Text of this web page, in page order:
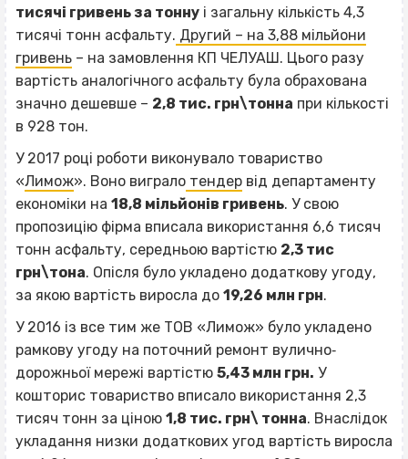
тисячі гривень за тонну і загальну кількість 4,3
тисячі тонн асфальту. Другий – на 3,88 мільйони
гривень – на замовлення КП ЧЕЛУАШ. Цього разу
вартість аналогічного асфальту була обрахована
значно дешевше – 2,8 тис. грн\тонна при кількості
в 928 тон.
У 2017 році роботи виконувало товариство
«Лимож». Воно виграло тендер від департаменту
економіки на 18,8 мільйонів гривень. У свою
пропозицію фірма вписала використання 6,6 тисяч
тонн асфальту, середньою вартістю 2,3 тис
грн\тона. Опісля було укладено додаткову угоду,
за якою вартість виросла до 19,26 млн грн.
У 2016 із все тим же ТОВ «Лимож» було укладено
рамкову угоду на поточний ремонт вулично‐
дорожньої мережі вартістю 5,43 млн грн. У
кошторис товариство вписало використання 2,3
тисяч тонн за ціною 1,8 тис. грн\ тонна. Внаслідок
укладання низки додаткових угод вартість виросла